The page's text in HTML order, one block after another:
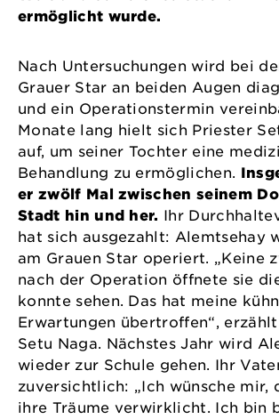
ermöglicht wurde.
Nach Untersuchungen wird bei
Grauer Star an beiden Augen
und ein Operationstermin
Monate lang hielt sich Priester
auf, um seiner Tochter eine
Behandlung zu ermöglichen.
er zwölf Mal zwischen seinem
Stadt hin und her. Ihr
hat sich ausgezahlt: Alemtsehay
am Grauen Star operiert. „Keine
nach der Operation öffnete sie
konnte sehen. Das hat meine
Erwartungen übertroffen“,
Setu Naga. Nächstes Jahr wird
wieder zur Schule gehen. Ihr
zuversichtlich: „Ich wünsche mir,
ihre Träume verwirklicht. Ich bin